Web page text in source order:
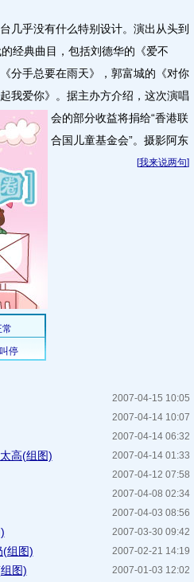
乎没有什么特别设计。演出从头到
经典曲目，包括刘德华的《爱不
分手总要在雨天》，郭富城的《对你
我爱你》。 据主办方介绍，这次演唱
会的部分收益将捐给“香港联
合国儿童基金会”。摄影阿东
[我来说两句]
2007-04-15 10:05
2007-04-14 10:07
2007-04-14 06:32
2007-04-14 01:33
高(组图)
2007-04-12 07:58
2007-04-08 02:34
2007-04-03 08:56
2007-03-30 09:42
2007-02-21 14:19
(组图)
2007-01-03 12:02
图)